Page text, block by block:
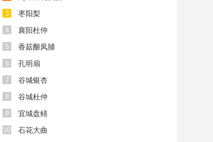
3 枣阳梨
4 襄阳杜仲
5 香菇酿凤脯
6 孔明扇
7 谷城银杏
8 谷城杜仲
9 宜城盘鳝
10 石花大曲